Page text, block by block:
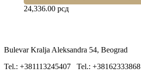
24,336.00 рсд
Bulevar Kralja Aleksandra 54, Beograd
Tel.: +381113245407 Tel.: +38162333868